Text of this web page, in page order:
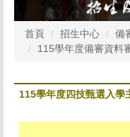
首頁 招生中心
備
115學年度備審資料
115學年度四技甄選入學